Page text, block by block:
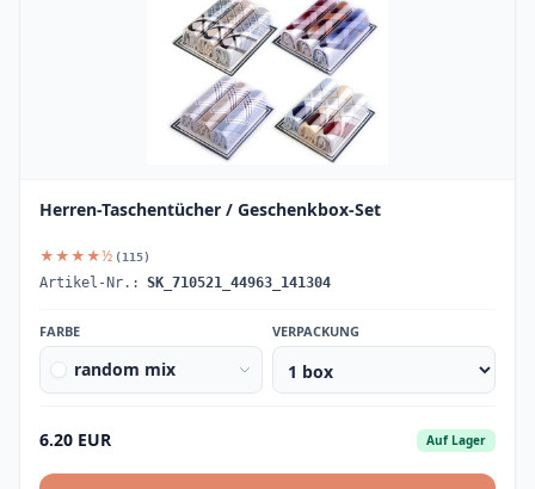
Herren-Taschentücher / Geschenkbox-Set
★★★★½ (115)
Artikel-Nr.: SK_710521_44963_141304
FARBE
random mix
VERPACKUNG
6.20 EUR Auf Lager